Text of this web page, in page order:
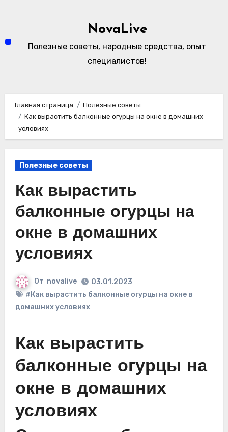
NovaLive
Полезные советы, народные средства, опыт
специалистов!
Главная страница
Полезные советы
Как вырастить балконные огурцы на окне в домашних
условиях
Полезные советы
Как вырастить
балконные огурцы на
окне в домашних
условиях
От novalive
03.01.2023
#Как вырастить балконные огурцы на окне в
домашних условиях
Как вырастить
балконные огурцы на
окне в домашних
условиях